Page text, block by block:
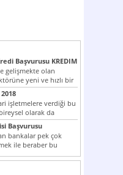
Başvurusu KREDIM
gelişmekte olan
yeni ve hızlı bir
işletmelere verdiği bu
olarak da
Başvurusu
bankalar pek çok
ile beraber bu